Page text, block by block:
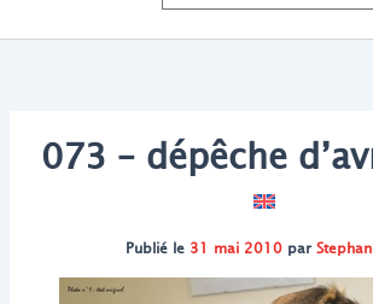
073 – dépêche
Publié le 31 mai 2010par